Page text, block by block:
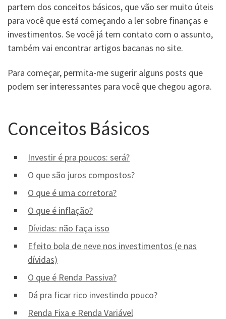
partem dos conceitos básicos, que vão ser muito úteis
para você que está começando a ler sobre finanças e
investimentos. Se você já tem contato com o assunto,
também vai encontrar artigos bacanas no site.
Para começar, permita-me sugerir alguns posts que
podem ser interessantes para você que chegou agora.
Conceitos Básicos
Investir é pra poucos: será?
O que são juros compostos?
O que é uma corretora?
O que é inflação?
Dívidas: não faça isso
Efeito bola de neve nos investimentos (e nas
dívidas)
O que é Renda Passiva?
Dá pra ficar rico investindo pouco?
Renda Fixa e Renda Variável